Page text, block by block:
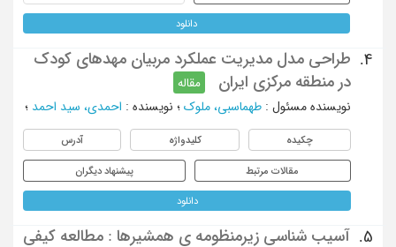
دانلود
4.
طراحی مدل مدیریت عملکرد مربیان مهدهای کودک
در منطقه مرکزی ایران
مقاله
نویسنده مسئول : طهماسبی، ملوک ؛ نویسنده : احمدی، سید احمد ؛
چکیده کلیدواژه آدرس
مقالات مرتبط پیشنهاد دیگران
دانلود
5. آسیب شناسی زیرمنظومه ی همشیرها : مطالعه کیفی